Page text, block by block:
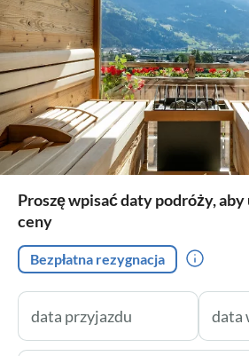
Proszę wpisać daty podróży, aby
ceny
Bezpłatna rezygnacja